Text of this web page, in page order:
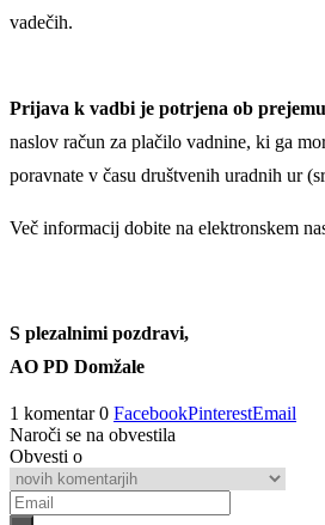
vadečih.
Prijava k vadbi je potrjena ob
naslov račun za plačilo vadnine, ki ga
poravnate v času društvenih uradnih ur
Več informacij dobite na elektronskem
S plezalnimi pozdravi,
AO PD Domžale
1 komentar 0 FacebookPinterestEmail
Naroči se na obvestila
Obvesti o